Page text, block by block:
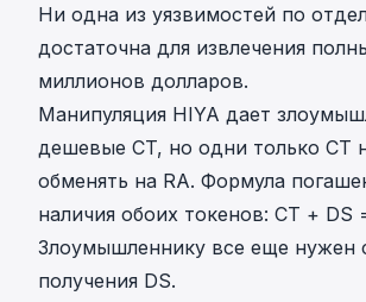
Ни одна из уязвимостей по
достаточна для извлечения
миллионов долларов.
Манипуляция HIYA дает
дешевые CT, но одни только CT
обменять на RA. Формула
наличия обоих токенов: CT + DS
Злоумышленнику все еще нужен
получения DS.